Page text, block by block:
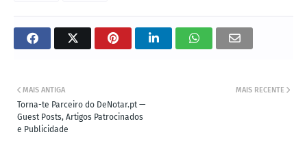
MAIS RECENTE
MAIS ANTIGA
Torna-te Parceiro do DeNotar.pt —
Guest Posts, Artigos Patrocinados
e Publicidade